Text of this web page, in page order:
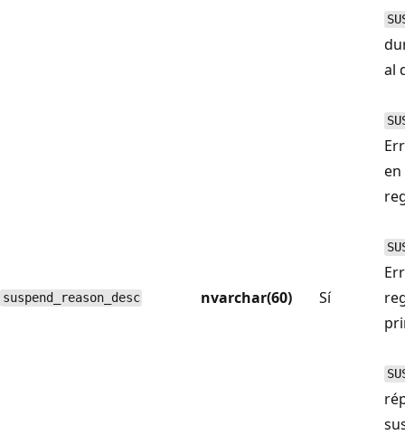
suspend_reason_desc nvarchar(60) Sí
al
en